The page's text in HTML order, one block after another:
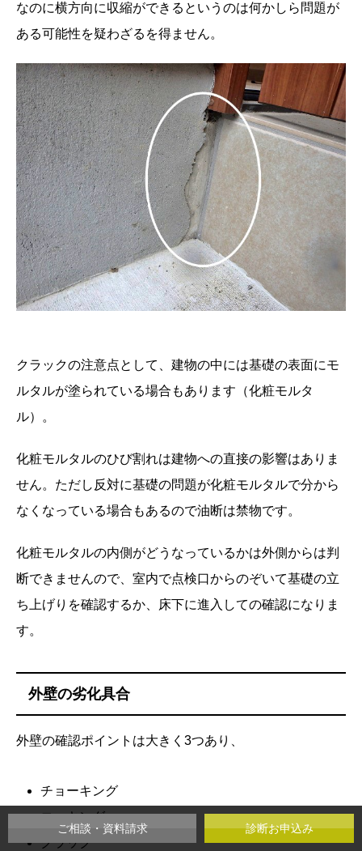
なのに横方向に収縮ができるというのは何かしら問題が
ある可能性を疑わざるを得ません。
クラックの注意点として、建物の中には基礎の表面にモ
ルタルが塗られている場合もあります（化粧モルタ
ル）。
化粧モルタルのひび割れは建物への直接の影響はありま
せん。ただし反対に基礎の問題が化粧モルタルで分から
なくなっている場合もあるので油断は禁物です。
化粧モルタルの内側がどうなっているかは外側からは判
断できませんので、室内で点検口からのぞいて基礎の立
ち上げりを確認するか、床下に進入しての確認になりま
す。
外壁の劣化具合
外壁の確認ポイントは大きく3つあり、
チョーキング
コーキング
クラック
ご相談・資料請求 診断お申込み